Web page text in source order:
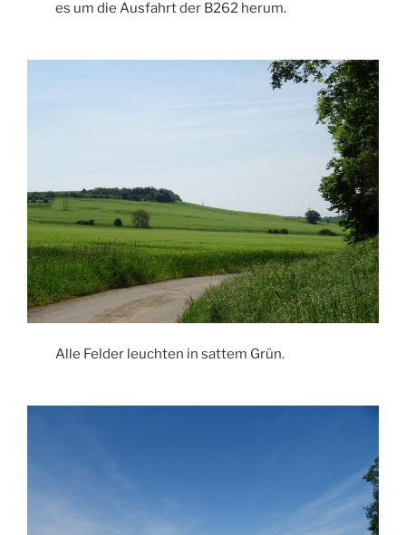
es um die Ausfahrt der B262 herum.
Alle Felder leuchten in sattem Grün.